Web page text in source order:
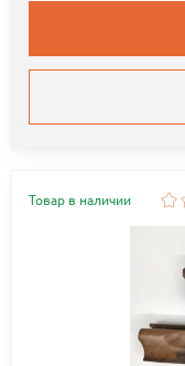
Товар в наличии